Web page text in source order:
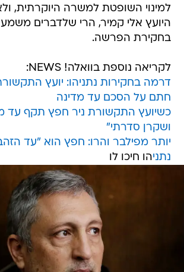
למינוי השופטת למשרה היוקרתית,
היועץ אלי קמיר, הרי שלדברים
בחקירת הפרשה.
לקריאה נוספת בוואלה! NEWS:
דרמה בחקירות נתניהו: יועץ
חתם על הסכם עד מדינה
כשיועץ התקשורת ניר חפץ תקף עד
ושקרן סדרתי"
יותר מפילבר והרו: חפץ הוא "עד
נתניהו חיכו לו